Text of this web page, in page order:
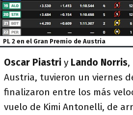
PL 2 en el Gran Premio de Austria
Oscar Piastri y Lando Norris,
Austria, tuvieron un viernes
finalizaron entre los más
vuelo de Kimi Antonelli, de